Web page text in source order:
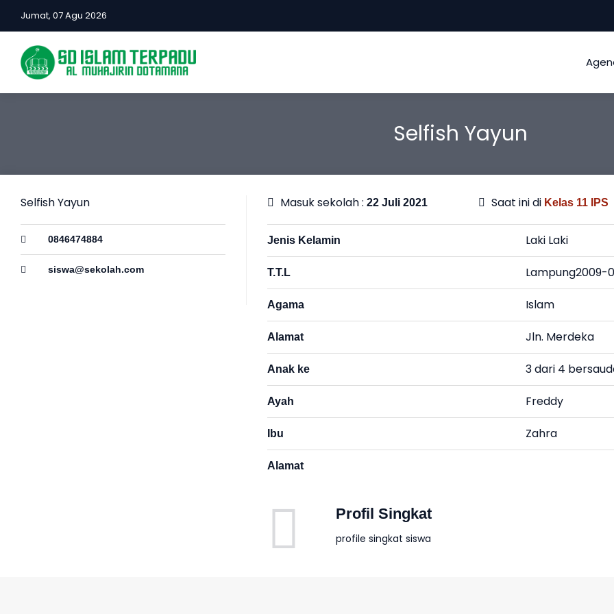
Jumat, 07 Agu 2026
Selfish Yayun
Selfish Yayun
0846474884
siswa@sekolah.com
Masuk sekolah : 22 Juli 2021 Saat ini di Kelas 11 IPS
Jenis Kelamin Laki Laki
T.T.L Lampung2009-
Agama Islam
Alamat Jln. Merdeka
Anak ke 3 dari 4
Ayah Freddy
Ibu Zahra
Alamat
Profil Singkat
profile singkat siswa